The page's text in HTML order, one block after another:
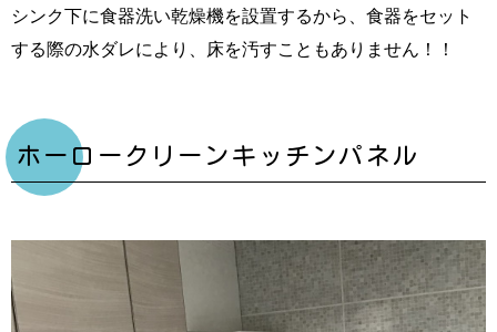
シンク下に食器洗い乾燥機を設置するから、食器をセット
する際の水ダレにより、床を汚すこともありません！！
ホーロークリーンキッチンパネル